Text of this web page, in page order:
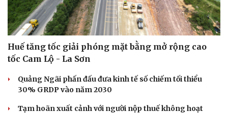
Huế tăng tốc giải phóng mặt bằng mở rộng cao
tốc Cam Lộ - La Sơn
Quảng Ngãi phấn đấu đưa kinh tế số chiếm tối thiểu
30% GRDP vào năm 2030
Tạm hoãn xuất cảnh với người nộp thuế không hoạt